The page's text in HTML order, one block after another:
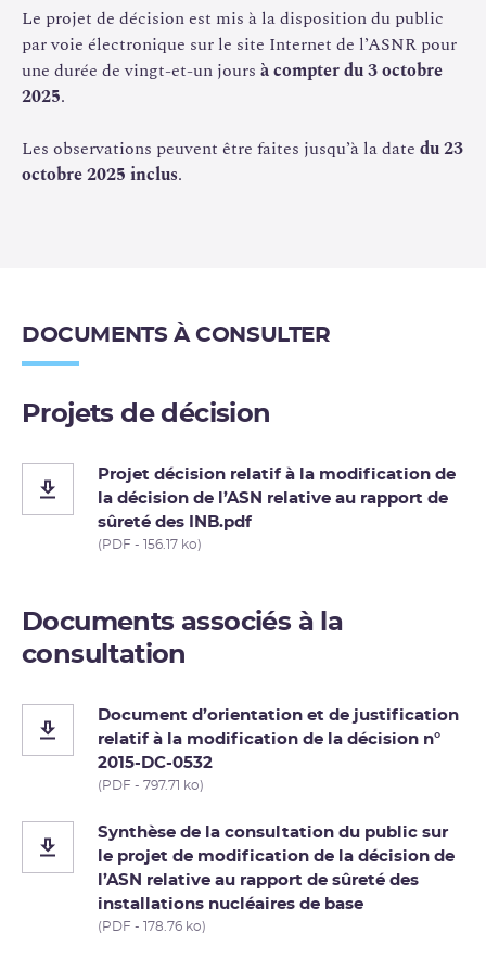
version préliminaire du rapport de sûreté.
Le projet de décision est mis à la disposition du public
par voie électronique sur le site Internet de l’ASNR pour
une durée de vingt-et-un jours à compter du 3 octobre
2025.
Les observations peuvent être faites jusqu’à la date du 23
octobre 2025 inclus.
DOCUMENTS À CONSULTER
Projets de décision
Projet décision relatif à la modification de
la décision de l’ASN relative au rapport de
sûreté des INB.pdf
(PDF - 156.17 ko)
Documents associés à la
consultation
Document d’orientation et de justification
relatif à la modification de la décision n°
2015-DC-0532
(PDF - 797.71 ko)
Synthèse de la consultation du public sur
le projet de modification de la décision de
l’ASN relative au rapport de sûreté des
installations nucléaires de base
(PDF - 178.76 ko)